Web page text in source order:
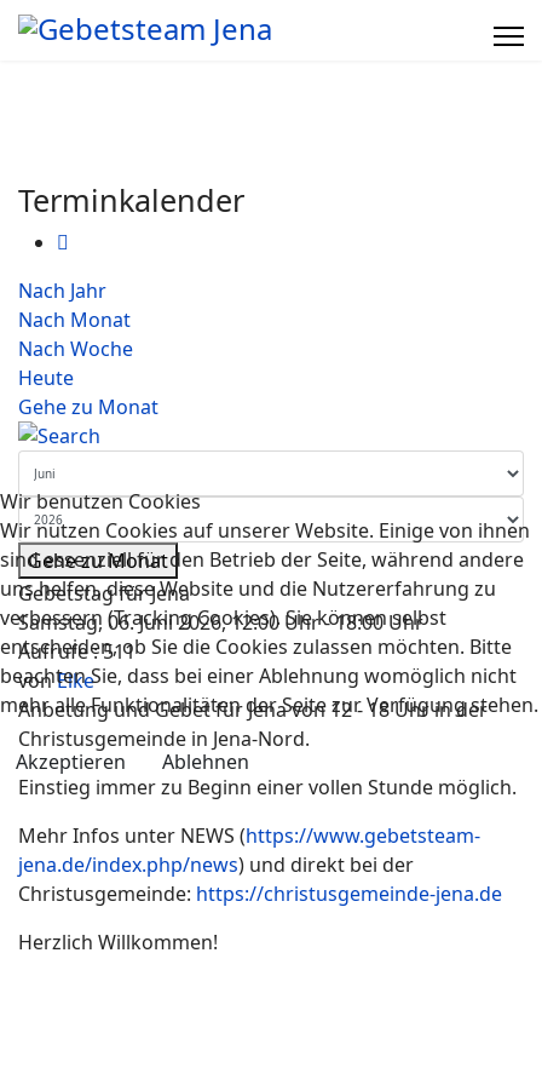
Terminkalender
Nach Jahr
Nach Monat
Nach Woche
Heute
Gehe zu Monat
Gehe zu Monat
Gebetstag für Jena
Samstag, 06. Juni 2026, 12:00 Uhr - 18:00 Uhr
Aufrufe: 511
vonElke
Anbetung und Gebet für Jena von 12 - 18 Uhr in der
Christusgemeinde in Jena-Nord.
Einstieg immer zu Beginn einer vollen Stunde möglich.
Mehr Infos unter NEWS (https://www.gebetsteam-
jena.de/index.php/news) und direkt bei der
Christusgemeinde: https://christusgemeinde-jena.de
Herzlich Willkommen!
Wir benutzen Cookies
Wir nutzen Cookies auf unserer Website. Einige von ihnen
sind essenziell für den Betrieb der Seite, während andere
uns helfen, diese Website und die Nutzererfahrung zu
verbessern (Tracking Cookies). Sie können selbst
entscheiden, ob Sie die Cookies zulassen möchten. Bitte
beachten Sie, dass bei einer Ablehnung womöglich nicht
mehr alle Funktionalitäten der Seite zur Verfügung stehen.
Akzeptieren Ablehnen